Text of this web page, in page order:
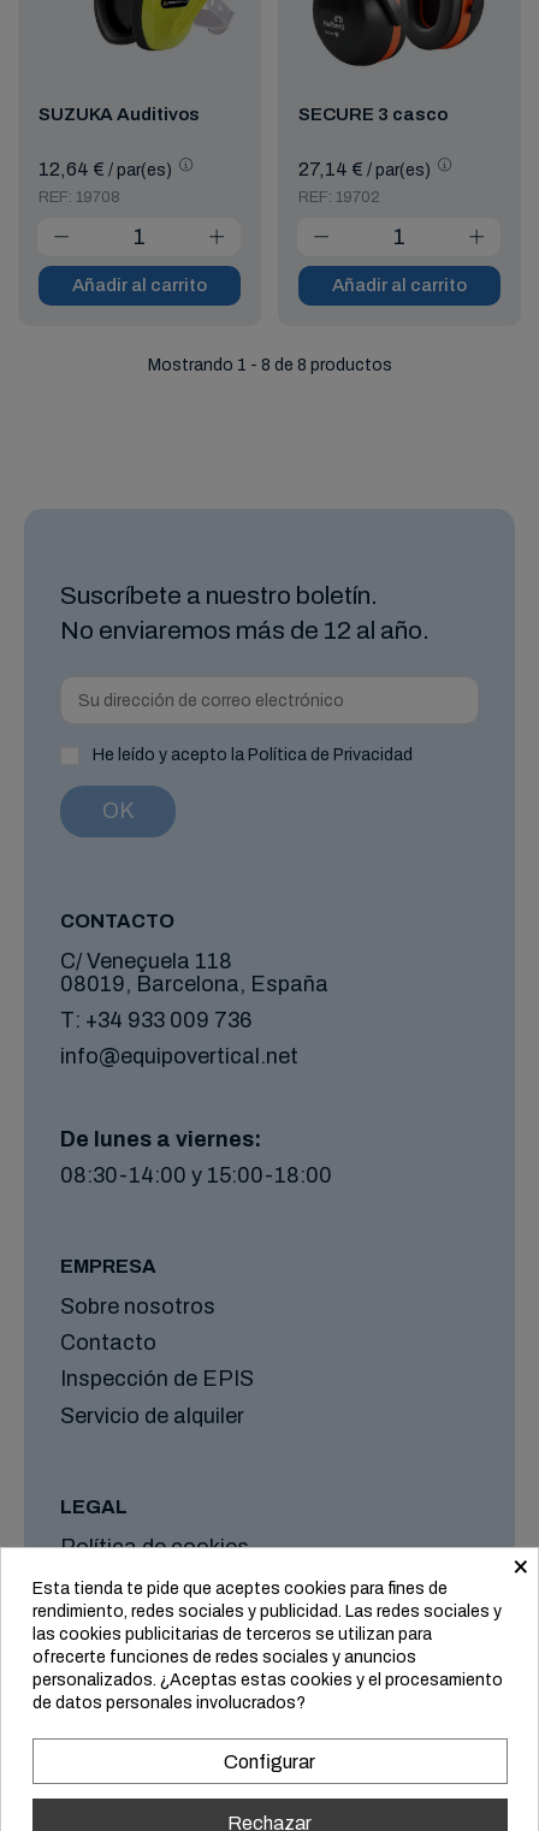
SUZUKA Auditivos
12,64 € / par(es)
REF: 19708
Añadir al carrito
SECURE 3 casco
27,14 € / par(es)
REF: 19702
Añadir al carrito
Mostrando 1 - 8 de 8 productos
Suscríbete a nuestro boletín.
No enviaremos más de 12 al año.
He leído y acepto la Política de Privacidad
CONTACTO
C/ Veneçuela 118
08019, Barcelona, España
T: +34 933 009 736
info@equipovertical.net
De lunes a viernes:
08:30-14:00 y 15:00-18:00
EMPRESA
Sobre nosotros
Contacto
Inspección de EPIS
Servicio de alquiler
LEGAL
Política de cookies
Aviso legal
Formas de envío y plazos
Condiciones generales
×
Esta tienda te pide que aceptes cookies para fines de
rendimiento, redes sociales y publicidad. Las redes sociales y
las cookies publicitarias de terceros se utilizan para
ofrecerte funciones de redes sociales y anuncios
personalizados. ¿Aceptas estas cookies y el procesamiento
de datos personales involucrados?
Configurar
Rechazar